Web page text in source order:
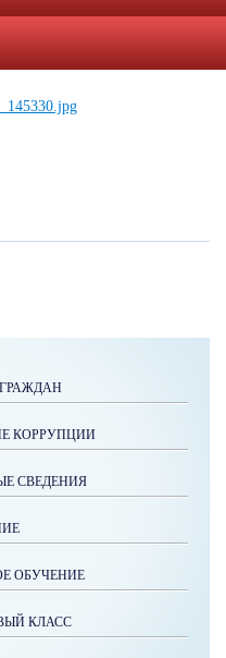
КОРРУПЦИИ
СВЕДЕНИЯ
ОБУЧЕНИЕ
КЛАСС